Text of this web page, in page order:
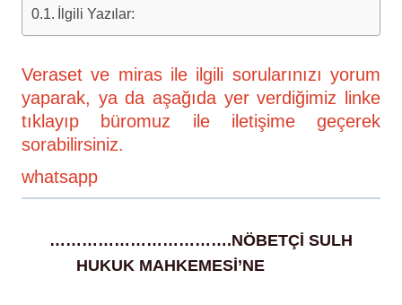
İlgili Yazılar:
Veraset ve miras ile ilgili sorularınızı yorum
yaparak, ya da aşağıda yer verdiğimiz linke
tıklayıp büromuz ile iletişime geçerek
sorabilirsiniz.
whatsapp
…………………………….NÖBETÇİ SULH
HUKUK MAHKEMESİ’NE